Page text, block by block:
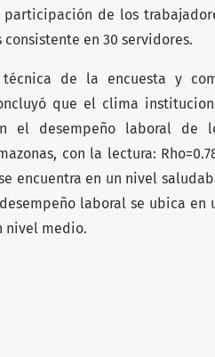
de los
consistente en 30 servidores.
de la encuesta y
que el clima
el desempeño laboral de
con la lectura:
encuentra en un nivel
laboral se ubica en
nivel medio.